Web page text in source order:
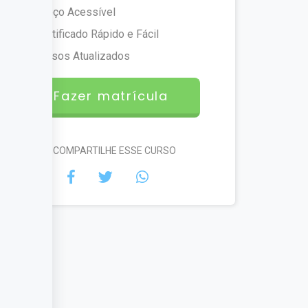
Preço Acessível
Certificado Rápido e Fácil
Cursos Atualizados
Fazer matrícula
#COMPARTILHE ESSE CURSO